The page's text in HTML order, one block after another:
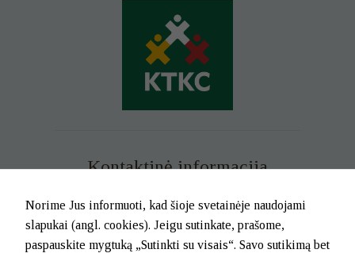
Kontaktinė informacija
Mob. tel. +370 699 73 229
Tel. (0-46) 21 02 83
El.p. info@klaipedatkc.lt
Norime Jus informuoti, kad šioje svetainėje naudojami
slapukai (angl. cookies). Jeigu sutinkate, prašome,
paspauskite mygtuką „Sutinkti su visais“. Savo sutikimą bet